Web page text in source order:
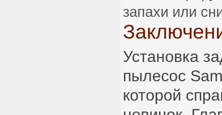
запахи или
Установка
пылесос
которой